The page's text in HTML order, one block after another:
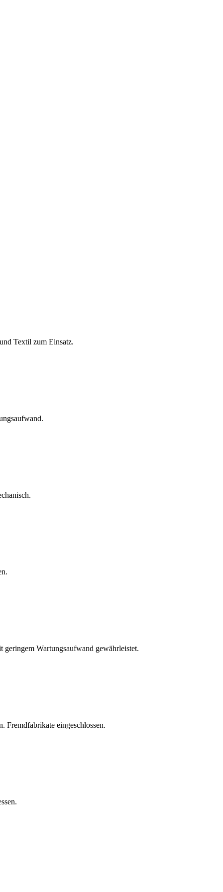
Textil zum Einsatz.
Wartungsaufwand gewährleistet.
Fremdfabrikate eingeschlossen.